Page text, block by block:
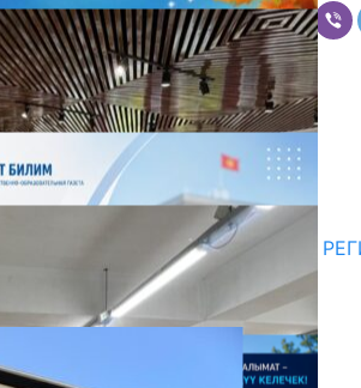
Комментарии
Последние новости
НЕДЕЛЯ В ОБЗОРЕ
07.08.2026
ДЛЯ МЕТОДИСТОВ ЮЖНОГО
НАЧАЛОСЬ ОБУЧЕНИЕ
05.08.2026
31.07.2026